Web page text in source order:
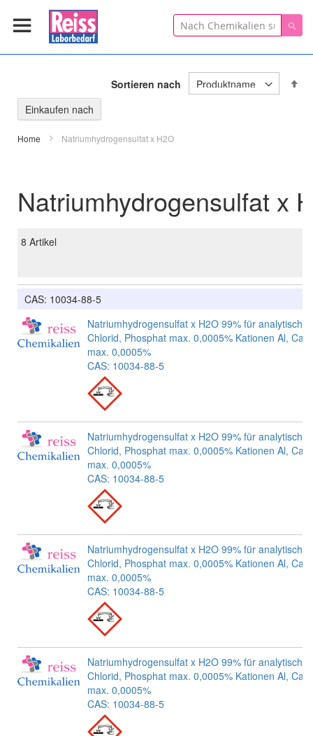
Suche
Home Natriumhydrogensulfat x H2O
Natriumhydrogensulfat x
8 Artikel
Sortieren nach
CAS: 10034-88-5
Natriumhydrogensulfat x H2O 99% für analytische
Chlorid, Phosphat max. 0,0005% Kationen Al, Ca,
max. 0,0005%
CAS: 10034-88-5
Natriumhydrogensulfat x H2O 99% für analytische
Chlorid, Phosphat max. 0,0005% Kationen Al, Ca,
max. 0,0005%
CAS: 10034-88-5
Natriumhydrogensulfat x H2O 99% für analytische
Chlorid, Phosphat max. 0,0005% Kationen Al, Ca,
max. 0,0005%
CAS: 10034-88-5
Natriumhydrogensulfat x H2O 99% für analytische
Chlorid, Phosphat max. 0,0005% Kationen Al, Ca,
max. 0,0005%
CAS: 10034-88-5
Einkaufen nach